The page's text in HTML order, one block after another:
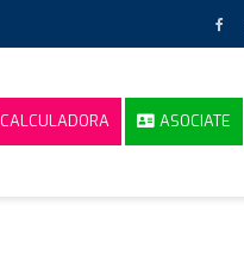
CALCULADORA ASOCIATE